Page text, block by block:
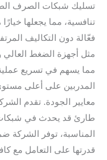
تسليك شبكات الصرف
تنافسية، مما يجعلها
فعّالة دون التكاليف
مثل أجهزة الضغط العالي
مما يسهم في تسريع
المدربين على أعلى
معايير الجودة. تقدم
طارئ قد يحدث في شبكات
المناسبة، توفر الشركة
قدرتها على التعامل مع